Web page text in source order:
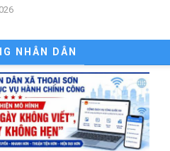
NHÂN DÂN